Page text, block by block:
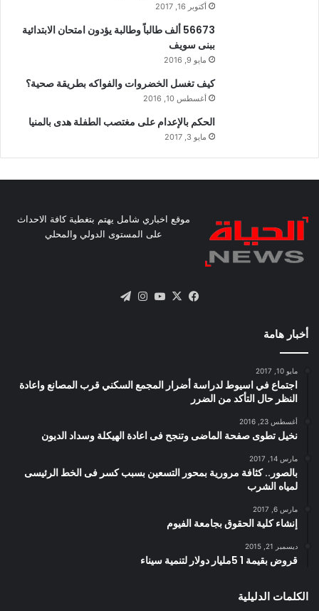
أكتوبر 16, 2017
56673 ألف طالباً وطالبة يؤدون امتحان الابتدائية
ببنى سويف
مايو 9, 2016
كيف تغسل الخضروات والفواكه بطريقة صحية؟
أغسطس 10, 2016
الحكم بالإعدام على مغتصب الطفلة هدى بالمنيا
مايو 3, 2017
موقع اخباري شامل يهتم بتغطية كافة الاحداث
على المستوى الدولي والمحلي
فيسبوك
X يوتيوبانستقرام
أخبار هامة
مايو 10, 2017
اجتماع في اسيوط لدراسة أضرار المجمع السكني قرب المصانع واعادة
النظر حال التأكد من الضرر
أغسطس 23, 2016
نخيل تطوى صفحة الماضى وتنجح فى اعادة الهيكلة وسداد الديون
مارس 14, 2017
بالصور.. كثافة مرورية بمحور التسعين بسبب كسر فى الخط الرئيسى
لمياه الشرب
مارس 6, 2017
إنشاء كلية الحقوق بجامعة الفيوم
ديسمبر 21, 2015
قروض بقيمة 1 5مليار دولار لتنمية سيناء
الكلمات الدليلية